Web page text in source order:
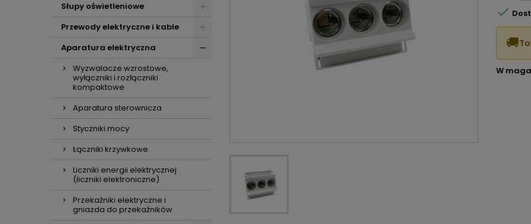
Słupy oświetleniowe
Przewody elektryczne i kable
Aparatura elektryczna
Wyzwalacze wzrostowe,
wyłączniki i rozłączniki
kompaktowe
Aparatura sterownicza
Styczniki mocy
Łączniki krzywkowe
Liczniki energii elektrycznej
(liczniki elektroniczne)
Przekaźniki elektryczne i
gniazda do przekaźników

🚚
W